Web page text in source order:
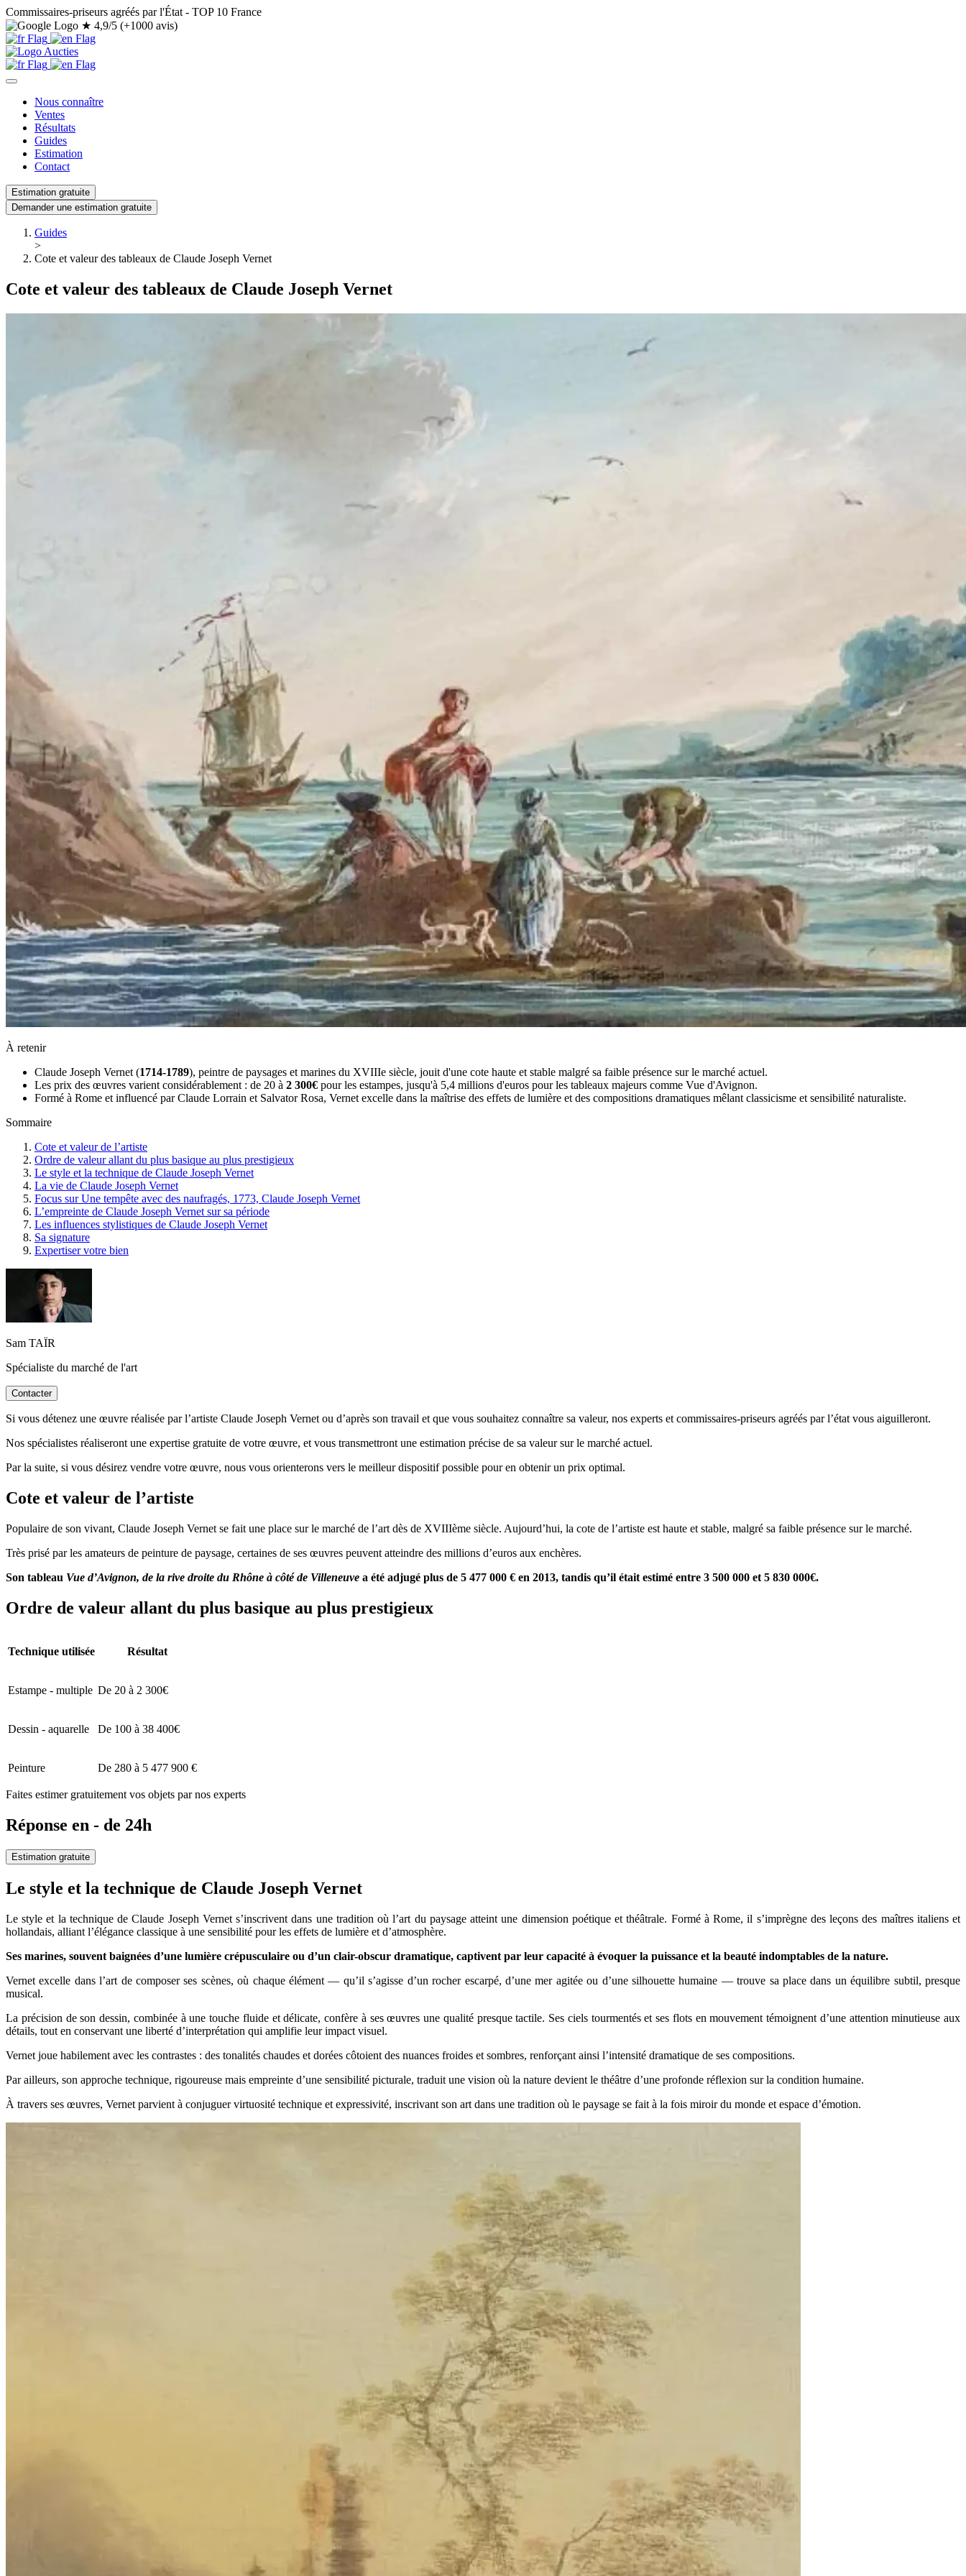
Commissaires-priseurs agréés par l'État - TOP 10 France
★ 4,9/5 (+1000 avis)
Nous connaître
Ventes
Résultats
Guides
Estimation
Contact
Estimation gratuite
Demander une estimation gratuite
Guides
>
Cote et valeur des tableaux de Claude Joseph Vernet
Cote et valeur des tableaux de Claude Joseph Vernet
À retenir
Claude Joseph Vernet (1714-1789), peintre de paysages et marines du XVIIIe siècle, jouit d'une cote haute et stable malgré sa faible présence sur le marché actuel.
Les prix des œuvres varient considérablement : de 20 à 2 300€ pour les estampes, jusqu'à 5,4 millions d'euros pour les tableaux majeurs comme Vue d'Avignon.
Formé à Rome et influencé par Claude Lorrain et Salvator Rosa, Vernet excelle dans la maîtrise des effets de lumière et des compositions dramatiques mêlant classicisme et sensibilité naturaliste.
Sommaire
Cote et valeur de l’artiste
Ordre de valeur allant du plus basique au plus prestigieux
Le style et la technique de Claude Joseph Vernet
La vie de Claude Joseph Vernet
Focus sur Une tempête avec des naufragés, 1773, Claude Joseph Vernet
L’empreinte de Claude Joseph Vernet sur sa période
Les influences stylistiques de Claude Joseph Vernet
Sa signature
Expertiser votre bien
Sam TAÏR
Spécialiste du marché de l'art
Contacter
Si vous détenez une œuvre réalisée par l’artiste Claude Joseph Vernet ou d’après son travail et que vous souhaitez connaître sa valeur, nos experts et commissaires-priseurs agréés par l’état vous aiguilleront.
Nos spécialistes réaliseront une expertise gratuite de votre œuvre, et vous transmettront une estimation précise de sa valeur sur le marché actuel.
Par la suite, si vous désirez vendre votre œuvre, nous vous orienterons vers le meilleur dispositif possible pour en obtenir un prix optimal.
Cote et valeur de l’artiste
Populaire de son vivant, Claude Joseph Vernet se fait une place sur le marché de l’art dès de XVIIIème siècle. Aujourd’hui, la cote de l’artiste est haute et stable, malgré sa faible présence sur le marché.
Très prisé par les amateurs de peinture de paysage, certaines de ses œuvres peuvent atteindre des millions d’euros aux enchères.
Son tableau Vue d’Avignon, de la rive droite du Rhône à côté de Villeneuve a été adjugé plus de 5 477 000 € en 2013, tandis qu’il était estimé entre 3 500 000 et 5 830 000€.
Ordre de valeur allant du plus basique au plus prestigieux
Technique utilisée Résultat
Estampe - multiple De 20 à 2 300€
Dessin - aquarelle De 100 à 38 400€
Peinture De 280 à 5 477 900 €
Faites estimer gratuitement vos objets par nos experts
Réponse en - de 24h
Estimation gratuite
Le style et la technique de Claude Joseph Vernet
Le style et la technique de Claude Joseph Vernet s’inscrivent dans une tradition où l’art du paysage atteint une dimension poétique et théâtrale. Formé à Rome, il s’imprègne des leçons des maîtres italiens et
hollandais, alliant l’élégance classique à une sensibilité pour les effets de lumière et d’atmosphère.
Ses marines, souvent baignées d’une lumière crépusculaire ou d’un clair-obscur dramatique, captivent par leur capacité à évoquer la puissance et la beauté indomptables de la nature.
Vernet excelle dans l’art de composer ses scènes, où chaque élément — qu’il s’agisse d’un rocher escarpé, d’une mer agitée ou d’une silhouette humaine — trouve sa place dans un équilibre subtil, presque
musical.
La précision de son dessin, combinée à une touche fluide et délicate, confère à ses œuvres une qualité presque tactile. Ses ciels tourmentés et ses flots en mouvement témoignent d’une attention minutieuse aux
détails, tout en conservant une liberté d’interprétation qui amplifie leur impact visuel.
Vernet joue habilement avec les contrastes : des tonalités chaudes et dorées côtoient des nuances froides et sombres, renforçant ainsi l’intensité dramatique de ses compositions.
Par ailleurs, son approche technique, rigoureuse mais empreinte d’une sensibilité picturale, traduit une vision où la nature devient le théâtre d’une profonde réflexion sur la condition humaine.
À travers ses œuvres, Vernet parvient à conjuguer virtuosité technique et expressivité, inscrivant son art dans une tradition où le paysage se fait à la fois miroir du monde et espace d’émotion.